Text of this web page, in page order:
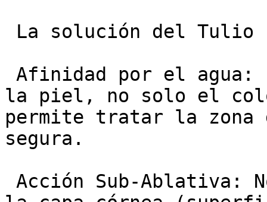
la piel, no solo el
permite tratar la zona
segura.